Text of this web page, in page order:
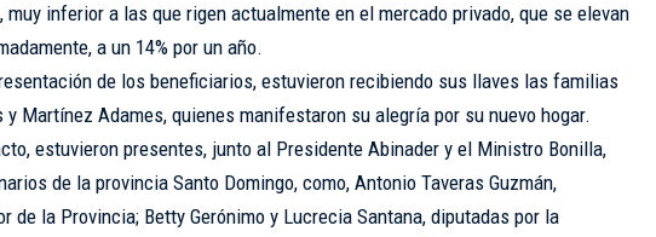
muy inferior a las que rigen actualmente en el mercado privado, que se elevan
a un 14% por un año.
de los beneficiarios, estuvieron recibiendo sus llaves las familias
y Martínez Adames, quienes manifestaron su alegría por su nuevo hogar.
estuvieron presentes, junto al Presidente Abinader y el Ministro Bonilla,
de la provincia Santo Domingo, como, Antonio Taveras Guzmán,
de la Provincia; Betty Gerónimo y Lucrecia Santana, diputadas por la